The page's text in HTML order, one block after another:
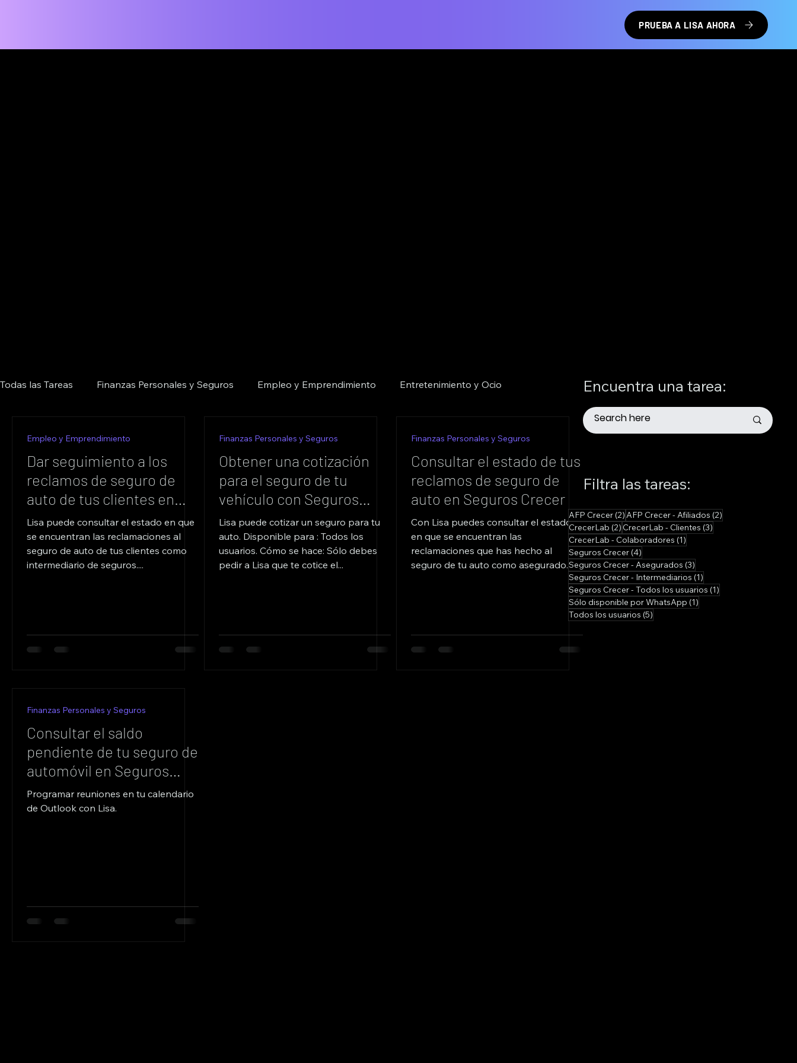
PRUEBA A LISA AHORA
Todas las Tareas Finanzas Personales y Seguros Empleo y Emprendimiento Entretenimiento y Ocio
Movilidad y Viajes Alimentación y Gastronomía Moda y Cuidado Personal Hogar y Seguridad
Empleo y Emprendimiento
Dar seguimiento a los
reclamos de seguro de
auto de tus clientes en
Seguros Crecer
Lisa puede consultar el estado en que
se encuentran las reclamaciones al
seguro de auto de tus clientes como
intermediario de seguros....
Finanzas Personales y Seguros
Obtener una cotización
para el seguro de tu
vehículo con Seguros
Crecer
Lisa puede cotizar un seguro para tu
auto. Disponible para : Todos los
usuarios. Cómo se hace: Sólo debes
pedir a Lisa que te cotice el...
Finanzas Personales y Seguros
Consultar el estado de tus
reclamos de seguro de
auto en Seguros Crecer
Con Lisa puedes consultar el estado
en que se encuentran las
reclamaciones que has hecho al
seguro de tu auto como asegurado.
Finanzas Personales y Seguros
Consultar el saldo
pendiente de tu seguro de
automóvil en Seguros
Crecer
Programar reuniones en tu calendario
de Outlook con Lisa.
AFP Crecer(2)2 entradas
AFP Crecer - Afiliados (2)2 entradas
CrecerLab (2)2 entradas
CrecerLab - Clientes (3)3 entradas
CrecerLab - Colaboradores (1)1 entrada
Seguros Crecer(4)4 entradas
Seguros Crecer - Asegurados (3)3 entradas
Seguros Crecer - Intermediarios (1)1 entrada
Seguros Crecer - Todos los usuarios (1)1 entrada
Sólo disponible por WhatsApp (1)1 entrada
Todos los usuarios (5)5 entradas
Encuentra una tarea:
Filtra las tareas: